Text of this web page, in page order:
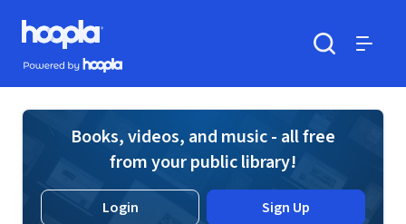
Skip to main content
Hoopla logo
Powered by Hoopla
Books, videos, and music - all free
from your public library!
Login Sign Up